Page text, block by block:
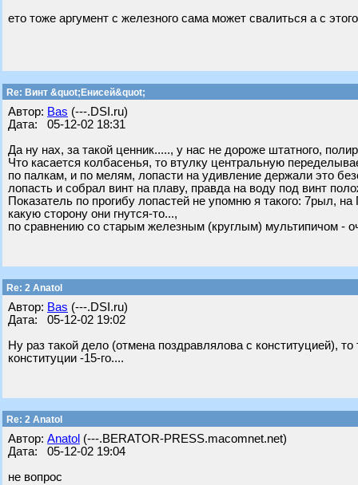
ето тоже аргумент с железного сама может свалиться а с
Re: Винт &quot;Енисей&quot;
Автор: Bas (---.DSI.ru)
Дата: 05-12-02 18:31
Да ну нах, за такой ценник....., у нас не дороже штатного,
Что касается колбасенья, то втулку центральную
по палкам, и по мелям, лопасти на удивление держали это
лопасть и собрал винт на плаву, правда на воду под винт
Показатель по прогибу лопастей не упомню я такого: 7рыл,
какую сторону они гнутся-то...,
по сравнению со старым железным (круглым) мультипичом -
Re: 2 Anatol
Автор: Bas (---.DSI.ru)
Дата: 05-12-02 19:02
Ну раз такой дело (отмена поздравлялова с конституцией),
конституции -15-го....
Re: 2 Anatol
Автор: Anatol (---.BERATOR-PRESS.macomnet.net)
Дата: 05-12-02 19:04
не вопрос